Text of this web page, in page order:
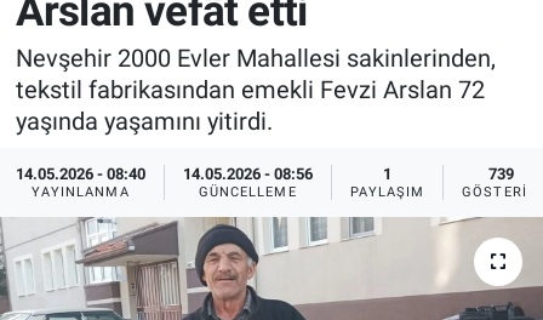
Arslan vefât etti
Nevşehir 2000 Evler Mahallesi sakinlerinden,
tekstil fabrikasından emekli Fevzi Arslan 72
yaşında yaşamını yitirdi.
14.05.2026 - 08:40
YAYINLANMA
14.05.2026 - 08:56
GÜNCELLEME
1
PAYLAŞIM
739
GÖSTERIM
Sağlık
Yerel
Genel
Asayiş
İlan - Duyuru- Mesaj
Türkiye Gündemi
Sizden Gelenler
Yaşam
Sağlık
İlan - Duyuru- Mesaj
Türkiye Gündemi
Sizden Gelenler